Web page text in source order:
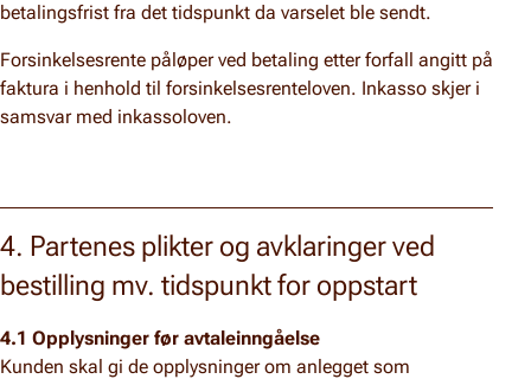
betalingsfrist fra det tidspunkt da varselet ble sendt.
Forsinkelsesrente påløper ved betaling etter forfall angitt på
faktura i henhold til forsinkelsesrenteloven. Inkasso skjer i
samsvar med inkassoloven.
4. Partenes plikter og avklaringer ved
bestilling mv. tidspunkt for oppstart
4.1 Opplysninger før avtaleinngåelse
Kunden skal gi de opplysninger om anlegget som